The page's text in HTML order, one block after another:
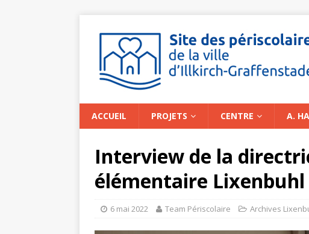
ACCUEIL PROJETS CENTRE A.
Interview de la
élémentaire Lixenbuhl
6 mai 2022 Team Périscolaire Archives